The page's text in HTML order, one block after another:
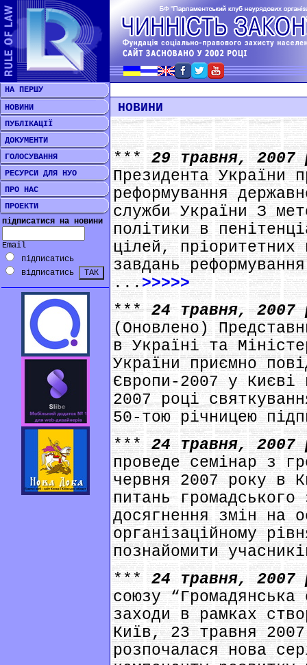
НА ПЕРШУ
НОВИНИ
ПУБЛІКАЦІЇ
ДОКУМЕНТИ
ГОЛОСУВАННЯ
РЕСУРСИ ДЛЯ НУО
ПРО НАС
ПРОЕКТИ
підписатися на новини
Email
підписатись
відписатись
НОВИНИ
***29 травня,
Президента України
реформування
служби України З
політики в
цілей, пріоритетних
завдань
...>>>>>
***24 травня,
(Оновлено)
в Україні та
України приємно
Європи-2007 у Києві
2007 році
50-тою річницею
***24 травня,
проведе семінар з
червня 2007 року в
питань громадського
досягнення змін на
організаційному
познайомити
***24 травня,
союзу
заходи в рамках
Київ, 23 травня
розпочалася нова